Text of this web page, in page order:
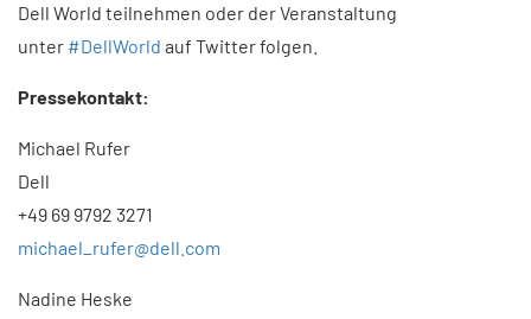
Dell World teilnehmen oder der Veranstaltung
unter #DellWorld auf Twitter folgen.
Pressekontakt:
Michael Rufer
Dell
+49 69 9792 3271
michael_rufer@dell.com
Nadine Heske